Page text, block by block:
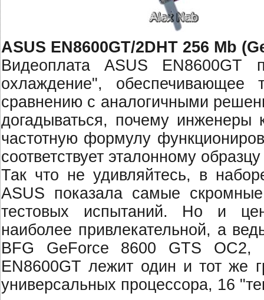
ASUS EN8600GT/2DHT 256 Mb
Видеоплата ASUS EN8600GT
охлаждение",
сравнению с аналогичными
догадываться, почему инженеры
частотную формулу
соответствует эталонному
Так что не удивляйтесь, в
ASUS показала самые скромные
тестовых испытаний. Но и
наиболее привлекательной, а
BFG GeForce 8600 GTS
EN8600GT лежит один и тот же
универсальных процессора, 16